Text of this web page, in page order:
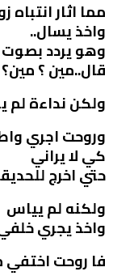
مما اثار انتباه
واخذ يسال..
وهو يردد بصوت
قال..مين ؟ مين؟
ولكن نداءة لم
وروحت اجري
كي لا يراني
حتي اخرج
ولكنه لم يياس
واخذ يجري
فا روحت اختفي